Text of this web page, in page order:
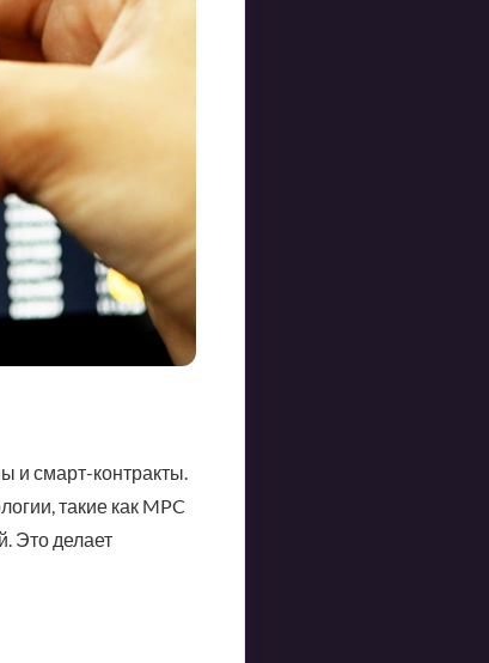
и смарт-контракты.
такие как MPC
Это делает